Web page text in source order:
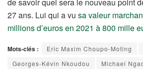
27 ans. Lui qui a vu sa valeur
millions d’euros en 2021 à 800 mille
Mots-clés : Eric Maxim Choupo-Moting
Georges-Kévin Nkoudou
Michael